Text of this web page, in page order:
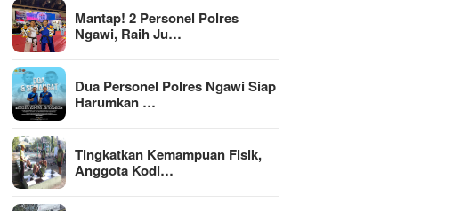
Mantap! 2 Personel Polres
Ngawi, Raih Ju…
Dua Personel Polres Ngawi Siap
Harumkan …
Tingkatkan Kemampuan Fisik,
Anggota Kodi…